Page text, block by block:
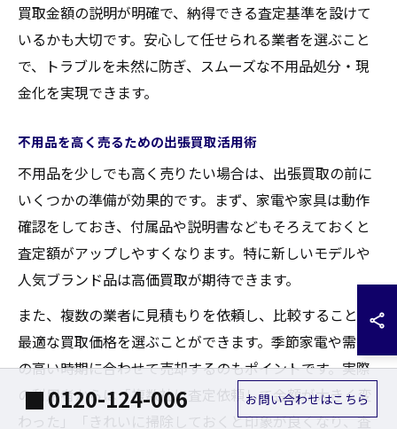
買取金額の説明が明確で、納得できる査定基準を設けて
いるかも大切です。安心して任せられる業者を選ぶこと
で、トラブルを未然に防ぎ、スムーズな不用品処分・現
金化を実現できます。
不用品を高く売るための出張買取活用術
不用品を少しでも高く売りたい場合は、出張買取の前に
いくつかの準備が効果的です。まず、家電や家具は動作
確認をしておき、付属品や説明書などもそろえておくと
査定額がアップしやすくなります。特に新しいモデルや
人気ブランド品は高価買取が期待できます。
また、複数の業者に見積もりを依頼し、比較することで
最適な買取価格を選ぶことができます。季節家電や需要
の高い時期に合わせて売却するのもポイントです。実際
の利用者からは「複数社に査定依頼して金額が大きく変
わった」「きれいに掃除しておくと印象が良くなり、査
0120-124-006 お問い合わせはこちら